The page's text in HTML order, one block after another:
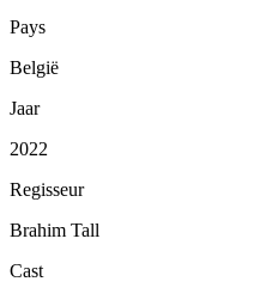
Pays
België
Jaar
2022
Regisseur
Brahim Tall
Cast